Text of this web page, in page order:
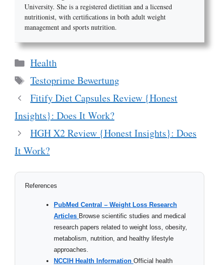
University. She is a registered dietitian and a licensed
nutritionist, with certifications in both adult weight
management and sports nutrition.
Categories
Health
Tags
Testoprime Bewertung
Fitify Diet Capsules Review {Honest
Insights}: Does It Work?
HGH X2 Review {Honest Insights}: Does
It Work?
References
PubMed Central – Weight Loss Research
Articles Browse scientific studies and medical
research papers related to weight loss, obesity,
metabolism, nutrition, and healthy lifestyle
approaches.
NCCIH Health Information Official health